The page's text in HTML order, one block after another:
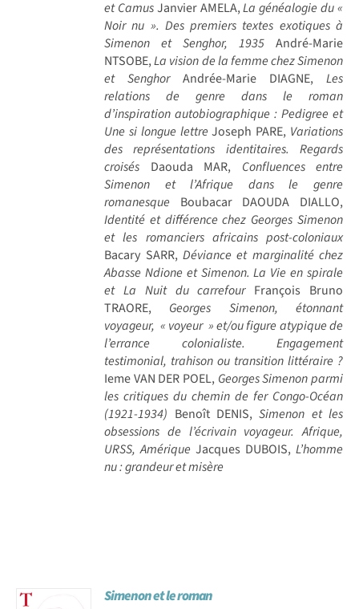
et CamusJanvier AMELA,La généalogie du «
Noir nu ». Des premiers textes exotiques à
Simenon et Senghor, 1935 André-Marie
NTSOBE,La vision de la femme chez Simenon
et SenghorAndrée-Marie DIAGNE, Les
relations de genre dans le roman
d’inspiration autobiographique : Pedigree et
Une si longue lettre Joseph PARE, Variations
des représentations identitaires. Regards
croisés Daouda MAR, Confluences entre
Simenon et l’Afrique dans le genre
romanesque Boubacar DAOUDA DIALLO,
Identité et différence chez Georges Simenon
et les romanciers africains post-coloniaux
Bacary SARR, Déviance et marginalité chez
Abasse Ndione et Simenon. La Vie en spirale
et La Nuit du carrefourFrançois Bruno
TRAORE, Georges Simenon, étonnant
voyageur, « voyeur » et/ou figure atypique de
l’errance colonialiste. Engagement
testimonial, trahison ou transition littéraire ?
Ieme VAN DER POEL, Georges Simenon parmi
les critiques du chemin de fer Congo-Océan
(1921-1934) Benoît DENIS,Simenon et les
obsessions de l’écrivain voyageur. Afrique,
URSS, Amérique Jacques DUBOIS, L’homme
nu : grandeur et misère
Simenon et le roman